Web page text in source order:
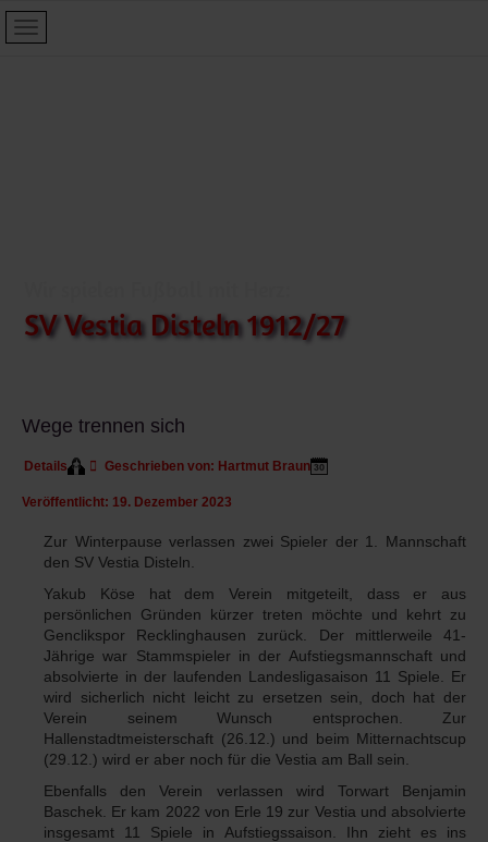
SV Vestia Disteln 1912/27
Wege trennen sich
Details Geschrieben von: Hartmut Braun
Veröffentlicht: 19. Dezember 2023
Zur Winterpause verlassen zwei Spieler der 1. Mannschaft
den SV Vestia Disteln.
Yakub Köse hat dem Verein mitgeteilt, dass er aus
persönlichen Gründen kürzer treten möchte und kehrt zu
Genclikspor Recklinghausen zurück. Der mittlerweile 41-
Jährige war Stammspieler in der Aufstiegsmannschaft und
absolvierte in der laufenden Landesligasaison 11 Spiele. Er
wird sicherlich nicht leicht zu ersetzen sein, doch hat der
Verein seinem Wunsch entsprochen. Zur
Hallenstadtmeisterschaft (26.12.) und beim Mitternachtscup
(29.12.) wird er aber noch für die Vestia am Ball sein.
Ebenfalls den Verein verlassen wird Torwart Benjamin
Baschek. Er kam 2022 von Erle 19 zur Vestia und absolvierte
insgesamt 11 Spiele in Aufstiegssaison. Ihn zieht es ins